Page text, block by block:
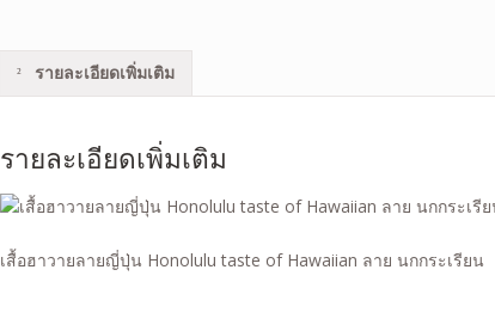
รายละเอียดเพิ่มเติม
รายละเอียดเพิ่มเติม
เสื้อฮาวายลายญี่ปุ่น Honolulu taste of Hawaiian ลาย นกกระเรียน